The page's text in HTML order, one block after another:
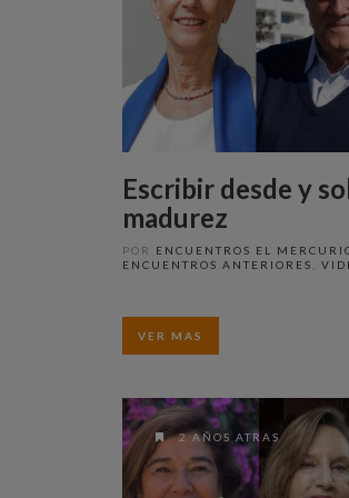
Escribir desde y
madurez
POR ENCUENTROS EL
ENCUENTROS ANTERIORES
VER MAS
2 AÑOS ATRAS